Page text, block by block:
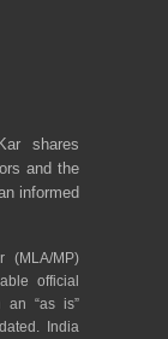
shares
and the
informed
(MLA/MP)
official
an “as is”
India